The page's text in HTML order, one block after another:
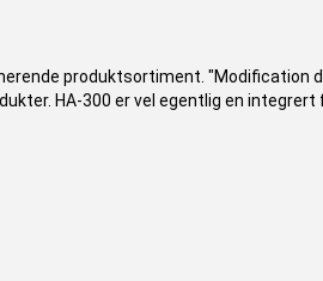
produktsortiment. "Modification
HA-300 er vel egentlig en